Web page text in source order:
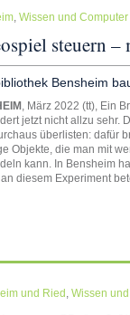
, Wissen und Computer
steuern –
Bensheim
, März 2022 (tt), Ein
jetzt nicht allzu sehr.
überlisten: dafür
Objekte, die man mit
kann. In Bensheim
diesem Experiment
und Ried , Wissen